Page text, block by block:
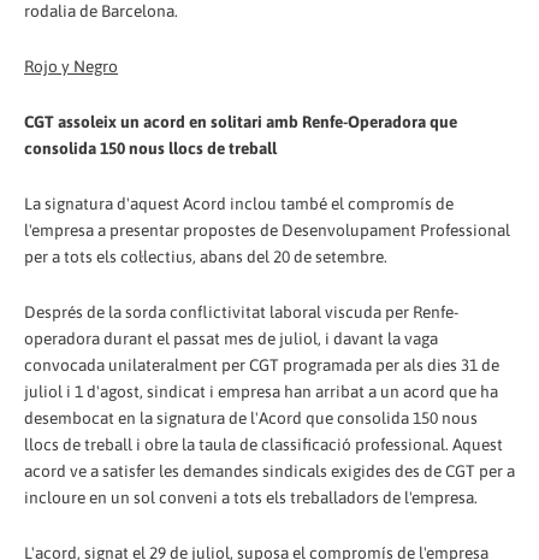
rodalia de Barcelona.
Rojo y Negro
CGT assoleix un acord en solitari amb Renfe-Operadora que
consolida 150 nous llocs de treball
La signatura d'aquest Acord inclou també el compromís de
l'empresa a presentar propostes de Desenvolupament Professional
per a tots els col·lectius, abans del 20 de setembre.
Després de la sorda conflictivitat laboral viscuda per Renfe-
operadora durant el passat mes de juliol, i davant la vaga
convocada unilateralment per CGT programada per als dies 31 de
juliol i 1 d'agost, sindicat i empresa han arribat a un acord que ha
desembocat en la signatura de l'Acord que consolida 150 nous
llocs de treball i obre la taula de classificació professional. Aquest
acord ve a satisfer les demandes sindicals exigides des de CGT per a
incloure en un sol conveni a tots els treballadors de l'empresa.
L'acord, signat el 29 de juliol, suposa el compromís de l'empresa